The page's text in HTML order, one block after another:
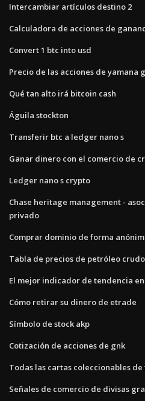
Intercambiar artículos destino 2
Calculadora de acciones de
Convert 1 btc into usd
Precio de las acciones de yamana
Qué tan alto irá bitcoin cash
Águila stockton
Transferir btc a ledger nano s
Ganar dinero con el comercio de
Ledger nano s crypto
Chase heritage management -
privado
Comprar dominio de forma
Tabla de precios de petróleo
El mejor indicador de tendencia
Cómo retirar su dinero de etrade
Símbolo de stock akp
Cotización de acciones de gnk
Todas las cartas coleccionables
Señales de comercio de divisas